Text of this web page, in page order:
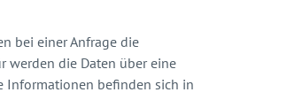
bei einer Anfrage die
werden die Daten über eine
Informationen befinden sich in